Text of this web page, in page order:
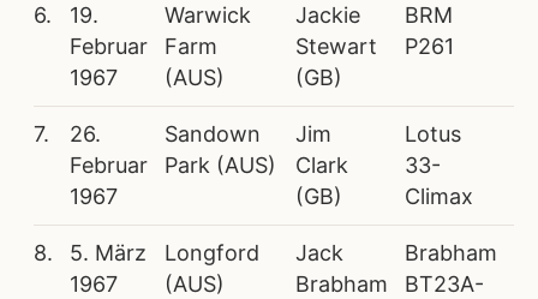
6.
19.
Februar
1967
Warwick
Farm
(AUS)
Jackie
Stewart
(GB)
BRM
P261
7.
26.
Februar
1967
Sandown
Park (AUS)
Jim
Clark
(GB)
Lotus
33-
Climax
8.
5. März
1967
Longford
(AUS)
Jack
Brabham
Brabham
BT23A-